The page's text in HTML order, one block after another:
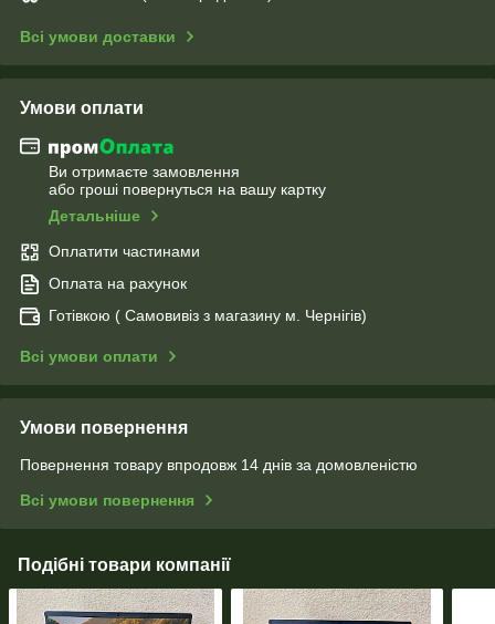
Всі умови доставки
Умови оплати
Ви отримаєте замовлення
або гроші повернуться на вашу картку
Детальніше
Оплатити частинами
Оплата на рахунок
Готівкою ( Самовивіз з магазину м. Чернігів)
Всі умови оплати
Умови повернення
Повернення товару впродовж 14 днів за домовленістю
Всі умови повернення
Подібні товари компанії